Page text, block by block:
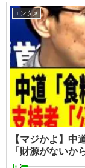
エンタメ
【マジかよ】中
「財源がない